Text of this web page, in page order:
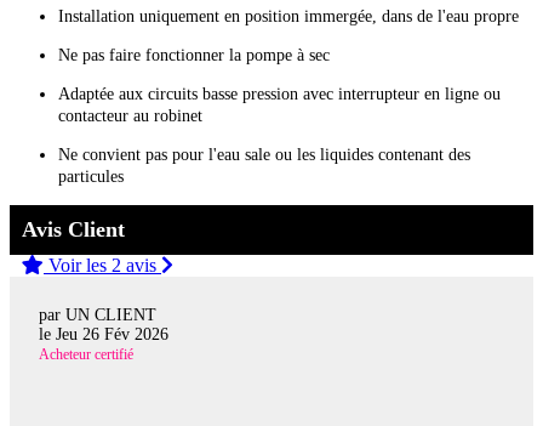
Installation uniquement en position immergée, dans de l'eau propre
Ne pas faire fonctionner la pompe à sec
Adaptée aux circuits basse pression avec interrupteur en ligne ou
contacteur au robinet
Ne convient pas pour l'eau sale ou les liquides contenant des
particules
Avis Client
Voir les 2 avis
par UN CLIENT
le Jeu 26 Fév 2026
Acheteur certifié